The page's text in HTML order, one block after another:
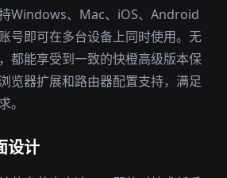
Windows、Mac、iOS、Android
号即可在多台设备上同时使用。无
都能享受到一致的快橙高级版本保
览器扩展和路由器配置支持，满足
。
设计